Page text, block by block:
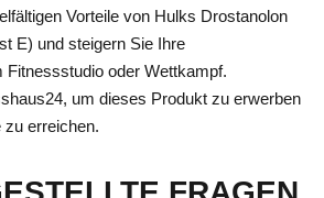
Vorteile von Hulks Drostanolon
E) und steigern Sie Ihre
Fitnessstudio oder Wettkampf.
um dieses Produkt zu erwerben
zu erreichen.